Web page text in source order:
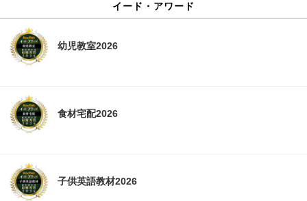
イード・アワード
幼児教室2026
食材宅配2026
子供英語教材2026